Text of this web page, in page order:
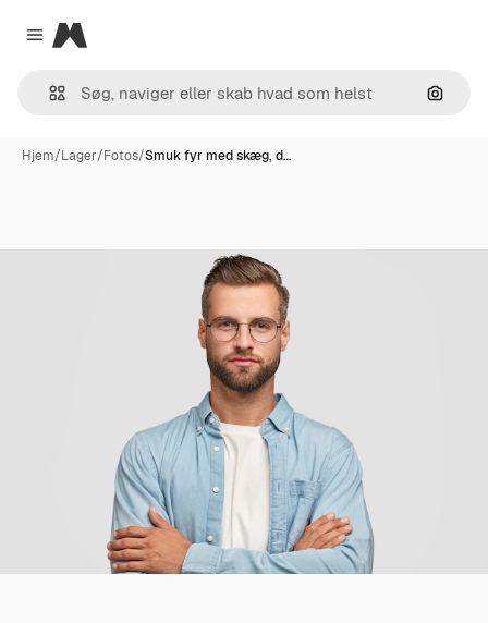
Close menu
Magnific
Søg
Hjem/Lager/Fotos/Smuk fyr med skæg, d…